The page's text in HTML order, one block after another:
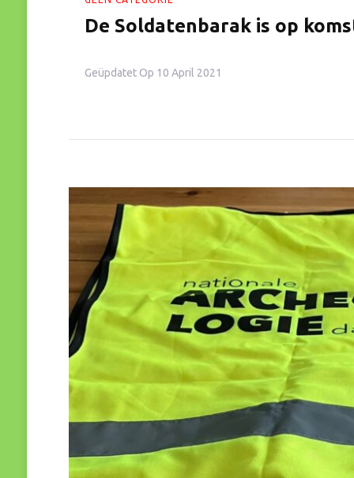
De Soldatenbarak is op
Geüpdatet Op 10 April 2021